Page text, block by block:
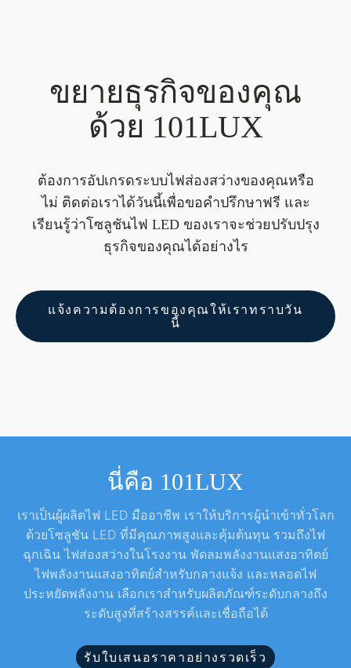
ขยายธุรกิจของคุณ
ด้วย 101LUX
ต้องการอัปเกรดระบบไฟส่องสว่างของคุณหรือ
ไม่ ติดต่อเราได้วันนี้เพื่อขอคำปรึกษาฟรี และ
เรียนรู้ว่าโซลูชันไฟ LED ของเราจะช่วยปรับปรุง
ธุรกิจของคุณได้อย่างไร
แจ้งความต้องการของคุณให้เราทราบวัน
นี้
นี่คือ 101LUX
เราเป็นผู้ผลิตไฟ LED มืออาชีพ เราให้บริการผู้นำเข้าทั่วโลก
ด้วยโซลูชัน LED ที่มีคุณภาพสูงและคุ้มต้นทุน รวมถึงไฟ
ฉุกเฉิน ไฟส่องสว่างในโรงงาน พัดลมพลังงานแสงอาทิตย์
ไฟพลังงานแสงอาทิตย์สำหรับกลางแจ้ง และหลอดไฟ
ประหยัดพลังงาน เลือกเราสำหรับผลิตภัณฑ์ระดับกลางถึง
ระดับสูงที่สร้างสรรค์และเชื่อถือได้
รับใบเสนอราคาอย่างรวดเร็ว